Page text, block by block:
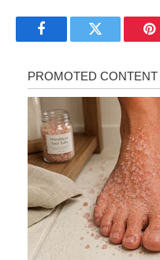
FacebookTwitter